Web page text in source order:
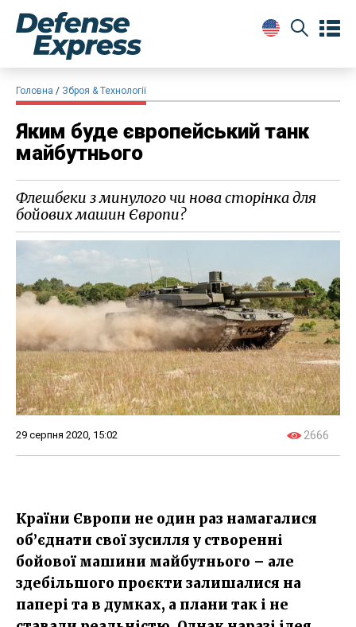
Головна Зброя & Технології
Яким буде європейський танк
майбутнього
Флешбеки з минулого чи нова сторінка для
бойових машин Європи?
29 серпня 2020, 15:02 2666
Країни Європи не один раз намагалися
об’єднати свої зусилля у створенні
бойової машини майбутнього – але
здебільшого проєкти залишалися на
папері та в думках, а плани так і не